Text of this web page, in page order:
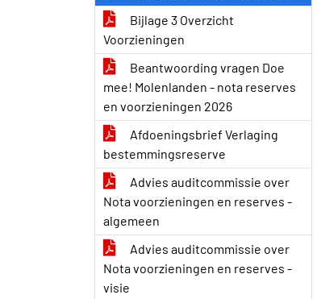
Bijlage 3 Overzicht
Voorzieningen
Beantwoording vragen Doe
mee! Molenlanden - nota reserves
en voorzieningen 2026
Afdoeningsbrief Verlaging
bestemmingsreserve
Advies auditcommissie over
Nota voorzieningen en reserves -
algemeen
Advies auditcommissie over
Nota voorzieningen en reserves -
visie